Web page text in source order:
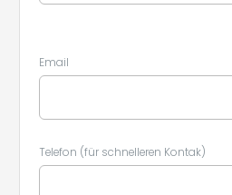
Email
Telefon (für schnelleren Kontak)